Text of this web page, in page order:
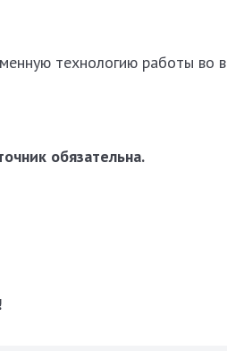
технологию работы во
обязательна.